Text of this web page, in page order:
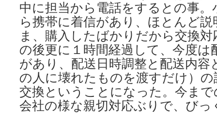
中に担当から電話をするとの事
ら携帯に着信があり、ほとんど
ま、購入したばかりだから交換
の後更に１時間経過して、今度は
があり、配送日時調整と配送内容
の人に壊れたものを渡すだけ）
交換ということになった。今まで
会社の様な親切対応ぶりで、び